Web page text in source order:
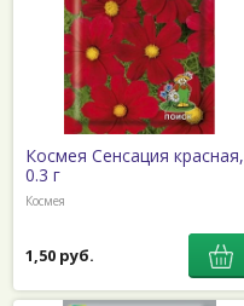
Космея Сенсация красная,
0.3 г
Космея
1,50 руб.